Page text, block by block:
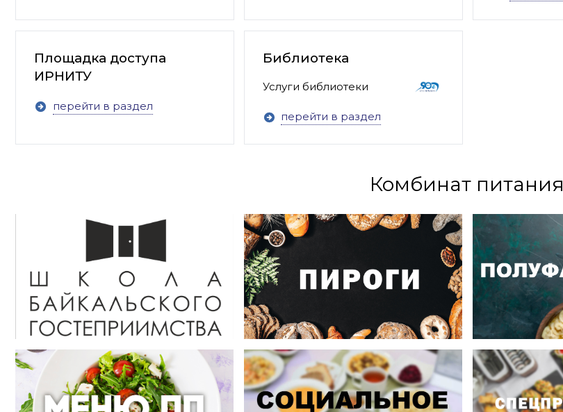
Площадка доступа
ИРНИТУ
перейти в раздел
Библиотека
Услуги библиотеки
перейти в раздел
Комбинат питания